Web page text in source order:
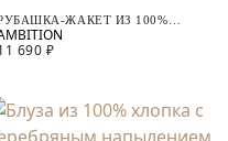
ЖАКЕТ ИЗ 100%
690 ₽